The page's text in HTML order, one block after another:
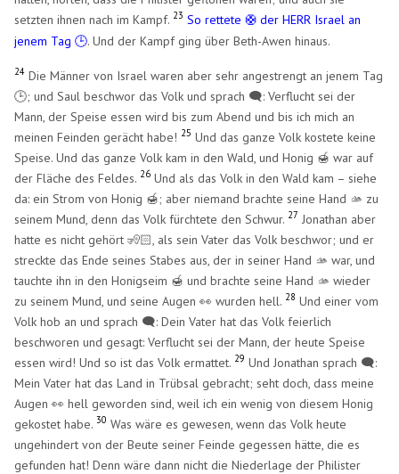
setzten ihnen nach im Kampf. 23 So rettete🛟 ​der HERR Israel an
jenem Tag 🕒. Und der Kampf ging über Beth-Awen hinaus.
24 Die Männer von Israel waren aber sehr angestrengt an jenem Tag
🕒; und Saul beschwor das Volk und sprach 🗨️: Verflucht sei der
Mann, der Speise essen wird bis zum Abend und bis ich mich an
meinen Feinden gerächt habe! 25 Und das ganze Volk kostete keine
Speise. Und das ganze Volk kam in den Wald, und Honig 🍯 war auf
der Fläche des Feldes. 26 Und als das Volk in den Wald kam – siehe
da: ein Strom von Honig 🍯; aber niemand brachte seine Hand 🫴 zu
seinem Mund, denn das Volk fürchtete den Schwur. 27 Jonathan aber
hatte es nicht gehört 🧏🏻, als sein Vater das Volk beschwor; und er
streckte das Ende seines Stabes aus, der in seiner Hand 🫴 war, und
tauchte ihn in den Honigseim 🍯 und brachte seine Hand 🫴 wieder
zu seinem Mund, und seine Augen 👀 wurden hell. 28 Und einer vom
Volk hob an und sprach 🗨️: Dein Vater hat das Volk feierlich
beschworen und gesagt: Verflucht sei der Mann, der heute Speise
essen wird! Und so ist das Volk ermattet. 29 Und Jonathan sprach 🗨️:
Mein Vater hat das Land in Trübsal gebracht; seht doch, dass meine
Augen 👀 hell geworden sind, weil ich ein wenig von diesem Honig
gekostet habe.30 Was wäre es gewesen, wenn das Volk heute
ungehindert von der Beute seiner Feinde gegessen hätte, die es
gefunden hat! Denn wäre dann nicht die Niederlage der Philister